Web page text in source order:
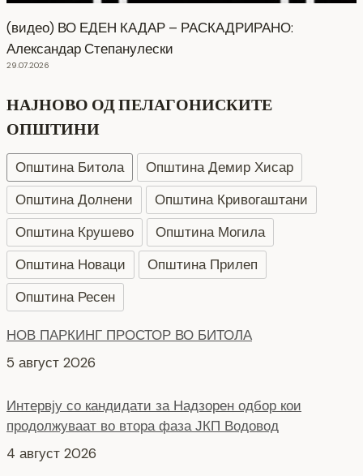
(видео) ВО ЕДЕН КАДАР – РАСКАДРИРАНО:
Александар Степанулески
29.07.2026
НАЈНОВО ОД ПЕЛАГОНИСКИТЕ
ОПШТИНИ
Општина Битола
Општина Демир Хисар
Општина Долнени
Општина Кривогаштани
Општина Крушево
Општина Могила
Општина Новаци
Општина Прилеп
Општина Ресен
НОВ ПАРКИНГ ПРОСТОР ВО БИТОЛА
5 август 2026
Интервју со кандидати за Надзорен одбор кои
продолжуваат во втора фаза ЈКП Водовод
4 август 2026